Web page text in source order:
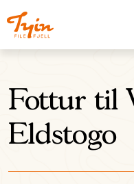
Fottur til
Eldstogo